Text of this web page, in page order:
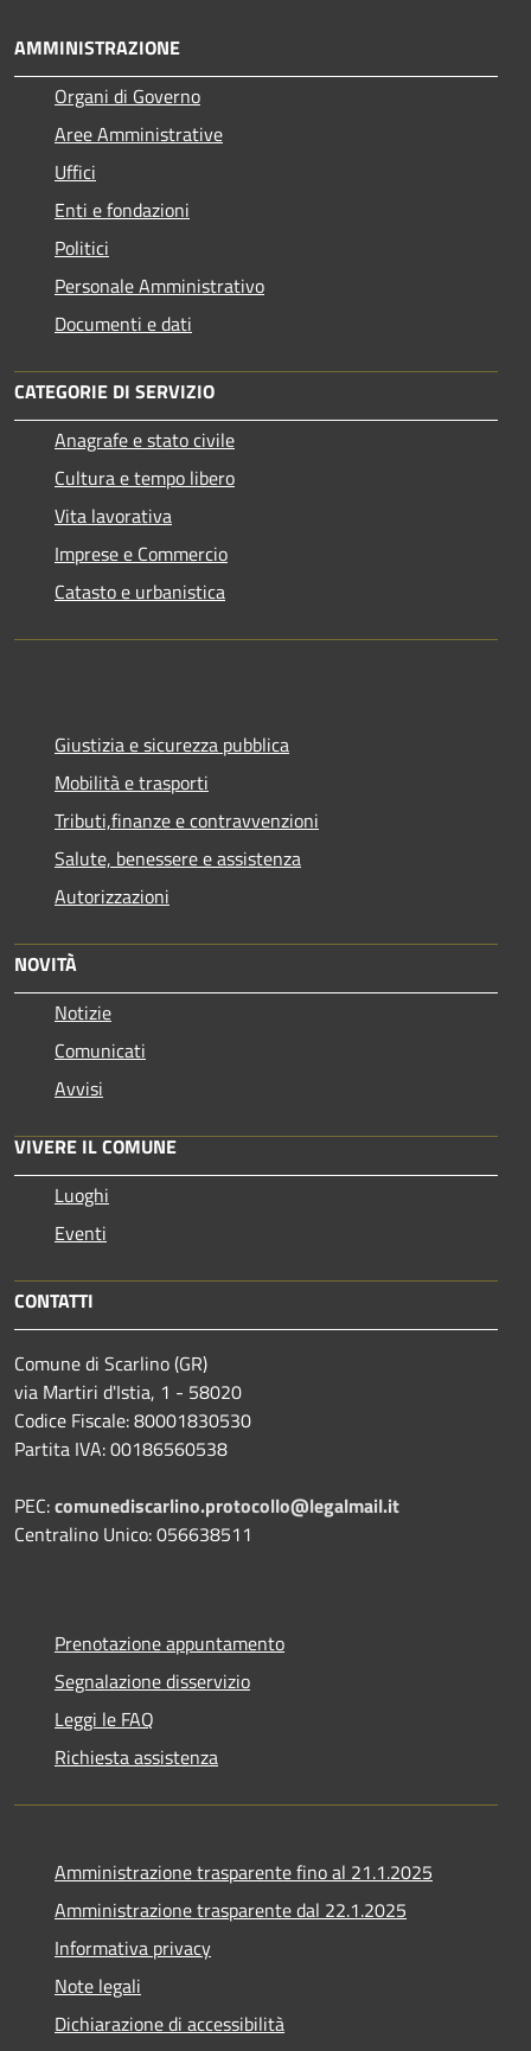
AMMINISTRAZIONE
Organi di Governo
Aree Amministrative
Uffici
Enti e fondazioni
Politici
Personale Amministrativo
Documenti e dati
CATEGORIE DI SERVIZIO
Anagrafe e stato civile
Cultura e tempo libero
Vita lavorativa
Imprese e Commercio
Catasto e urbanistica
Giustizia e sicurezza pubblica
Mobilità e trasporti
Tributi,finanze e contravvenzioni
Salute, benessere e assistenza
Autorizzazioni
NOVITÀ
Notizie
Comunicati
Avvisi
VIVERE IL COMUNE
Luoghi
Eventi
CONTATTI
Comune di Scarlino (GR)
via Martiri d'Istia, 1 - 58020
Codice Fiscale: 80001830530
Partita IVA: 00186560538
PEC:comunediscarlino.protocollo@legalmail.it
Centralino Unico: 056638511
Prenotazione appuntamento
Segnalazione disservizio
Leggi le FAQ
Richiesta assistenza
Amministrazione trasparente fino al 21.1.2025
Amministrazione trasparente dal 22.1.2025
Informativa privacy
Note legali
Dichiarazione di accessibilità